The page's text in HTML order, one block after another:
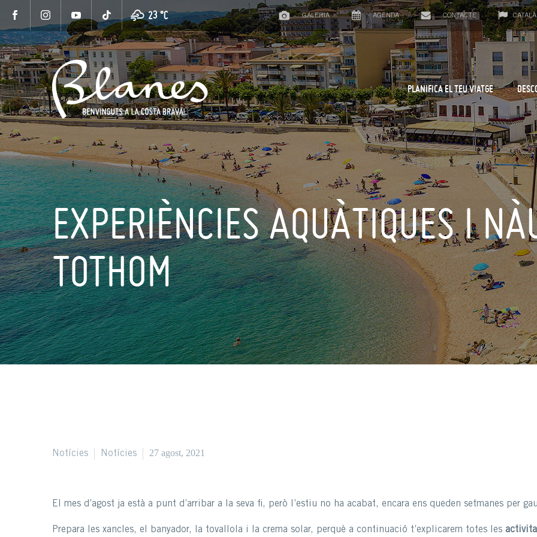
23 °C GALERIA AGENDA CONTACTE CATALÀ
PLANIFICA EL TEU VIATGE
EXPERIÈNCIES AQUÀTIQUES I
TOTHOM
Notícies Notícies 27 agost, 2021
El mes d’agost ja està a punt d’arribar a la seva fi, però l’estiu no ha acabat, encara ens queden setmanes per
Prepara les xancles, el banyador, la tovallola i la crema solar, perquè a continuació t’explicarem totes les